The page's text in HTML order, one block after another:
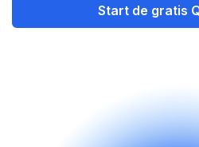
Start de gratis